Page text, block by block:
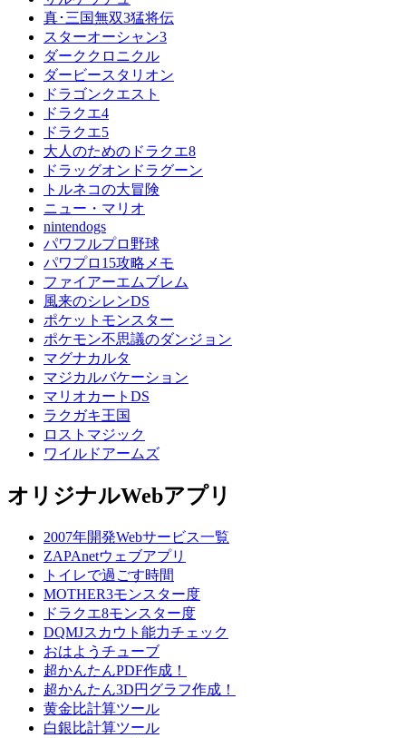
真･三国無双3猛将伝
スターオーシャン3
ダーククロニクル
ダービースタリオン
ドラゴンクエスト
ドラクエ4
ドラクエ5
大人のためのドラクエ8
ドラッグオンドラグーン
トルネコの大冒険
ニュー・マリオ
nintendogs
パワフルプロ野球
パワプロ15攻略メモ
ファイアーエムブレム
風来のシレンDS
ポケットモンスター
ポケモン不思議のダンジョン
マグナカルタ
マジカルバケーション
マリオカートDS
ラクガキ王国
ロストマジック
ワイルドアームズ
オリジナルWebアプリ
2007年開発Webサービス一覧
ZAPAnetウェブアプリ
トイレで過ごす時間
MOTHER3モンスター度
ドラクエ8モンスター度
DQMJスカウト能力チェック
おはようチューブ
超かんたんPDF作成！
超かんたん3D円グラフ作成！
黄金比計算ツール
白銀比計算ツール